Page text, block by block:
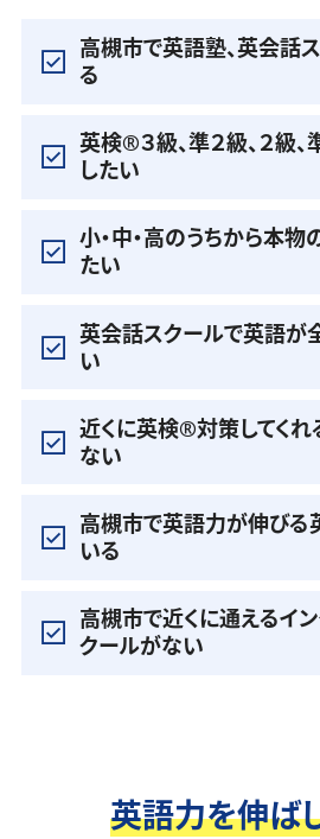
高槻市で英語塾、英会話
る
英検®️３級、準２級、２級、
したい
小・中・高のうちから本
たい
英会話スクールで英語が
い
近くに英検®️対策してく
ない
高槻市で英語力が伸びる
いる
高槻市で近くに通えるイ
クールがない
英語力を伸ば